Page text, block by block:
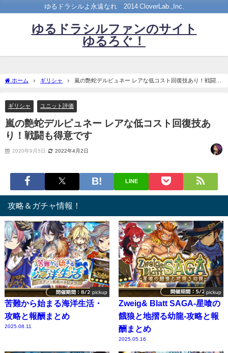
ゆるドラシルよ永遠なれ©2014 CloverLab.,Inc.
ゆるドラシルファンのサイト
ゆるろぐ！
ホーム ギリシャ
嵐の艶蛇デルピュネー レアな低コスト回復技あり！戦闘も
ギリシャ ユニット評価
嵐の艶蛇デルピュネー レアな低コスト回復技あ
り！戦闘も得意です
2020年9月5日 2022年4月2日
LINE
攻略＆ガチャ情報！
pickup
苦難から始まる海洋生活・
攻略と報酬まとめ
2025.08.11
pickup
Zweig& Blatt SAGA-星喰の
餓狼と地摺る幼龍-攻略と報
酬まとめ
2025.05.16